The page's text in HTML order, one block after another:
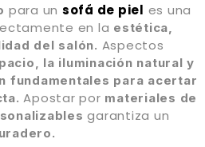
para un sofá de piel es una
en la estética,
del salón. Aspectos
la iluminación natural y
fundamentales para acertar
Apostar por materiales de
garantiza un